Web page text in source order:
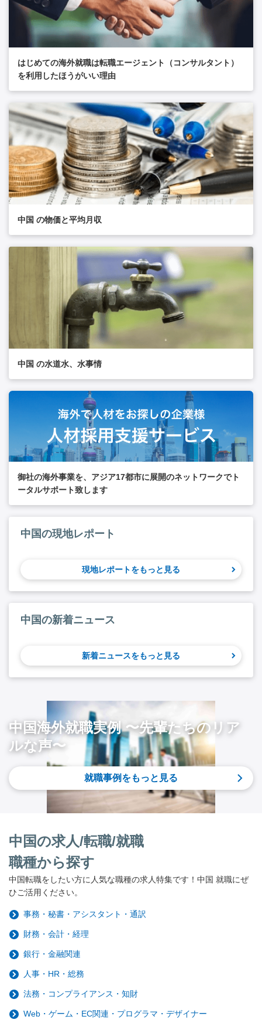
はじめての海外就職は転職エージェント（コンサルタント）
を利用したほうがいい理由
中国 の物価と平均月収
中国 の水道水、水事情
御社の海外事業を、アジア17都市に展開のネットワークでト
ータルサポート致します
中国の現地レポート
現地レポートをもっと見る
中国の新着ニュース
新着ニュースをもっと見る
中国海外就職実例 〜先輩たちのリア
ルな声〜
就職事例をもっと見る
中国の求人/転職/就職
職種から探す
中国転職をしたい方に人気な職種の求人特集です！中国 就職にぜ
ひご活用ください。
事務・秘書・アシスタント・通訳
財務・会計・経理
銀行・金融関連
人事・HR・総務
法務・コンプライアンス・知財
Web・ゲーム・EC関連・プログラマ・デザイナー